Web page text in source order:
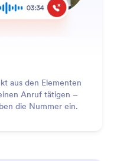
aus den Elementen
Anruf tätigen –
die Nummer ein.